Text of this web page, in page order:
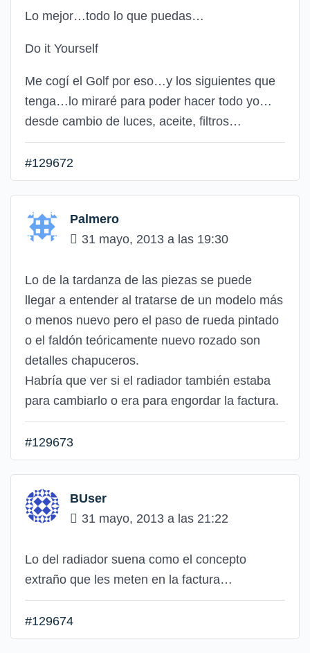
Lo mejor…todo lo que puedas…
Do it Yourself
Me cogí el Golf por eso…y los siguientes que
tenga…lo miraré para poder hacer todo yo…
desde cambio de luces, aceite, filtros…
#129672
Palmero
31 mayo, 2013 a las 19:30
Lo de la tardanza de las piezas se puede
llegar a entender al tratarse de un modelo más
o menos nuevo pero el paso de rueda pintado
o el faldón teóricamente nuevo rozado son
detalles chapuceros.
Habría que ver si el radiador también estaba
para cambiarlo o era para engordar la factura.
#129673
BUser
31 mayo, 2013 a las 21:22
Lo del radiador suena como el concepto
extraño que les meten en la factura…
#129674